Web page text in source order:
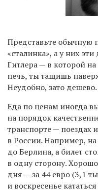
Представьте обычную
«сталинка», а у них
Гитлера — в которой
печь, ты тащишь
Неудобно, зато дешево.
Еда по ценам иногда
на порядок
транспорте — поездах
в России. Например, на
до Берлина, а билет
в одну сторону.
дня — за 44 евро (3,1
и воскресенье